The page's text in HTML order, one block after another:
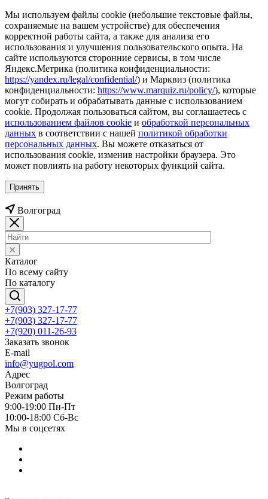
Мы используем файлы cookie (небольшие текстовые файлы,
сохраняемые на вашем устройстве) для обеспечения
корректной работы сайта, а также для анализа его
использования и улучшения пользовательского опыта. На
сайте используются сторонние сервисы, в том числе
Яндекс.Метрика (политика конфиденциальности:
https://yandex.ru/legal/confidential/) и Марквиз (политика
конфиденциальности: https://www.marquiz.ru/policy/), которые
могут собирать и обрабатывать данные с использованием
cookie. Продолжая пользоваться сайтом, вы соглашаетесь с
использованием файлов cookie и обработкой персональных
данных в соответствии с нашей политикой обработки
персональных данных. Вы можете отказаться от
использования cookie, изменив настройки браузера. Это
может повлиять на работу некоторых функций сайта.
Принять
Волгоград
Каталог
По всему сайту
По каталогу
+7(903) 327-17-77
+7(903) 327-17-77
+7(920) 011-26-93
Заказать звонок
E-mail
info@yugpol.com
Адрес
Волгоград
Режим работы
9:00-19:00 Пн-Пт
10:00-18:00 Cб-Вс
Мы в соцсетях